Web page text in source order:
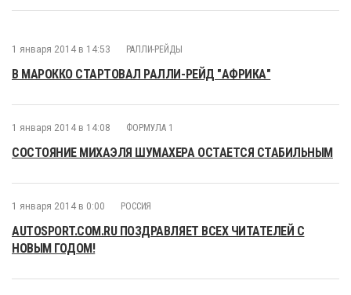
1 января 2014 в 14:53 РАЛЛИ-РЕЙДЫ
В МАРОККО СТАРТОВАЛ РАЛЛИ-РЕЙД "АФРИКА"
1 января 2014 в 14:08 ФОРМУЛА 1
СОСТОЯНИЕ МИХАЭЛЯ ШУМАХЕРА ОСТАЕТСЯ СТАБИЛЬНЫМ
1 января 2014 в 0:00 РОССИЯ
AUTOSPORT.COM.RU ПОЗДРАВЛЯЕТ ВСЕХ ЧИТАТЕЛЕЙ С
НОВЫМ ГОДОМ!